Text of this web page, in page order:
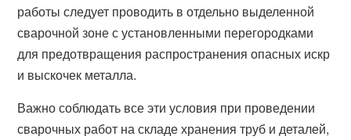
работы следует проводить в отдельно выделенной
сварочной зоне с установленными перегородками
для предотвращения распространения опасных искр
и выскочек металла.
Важно соблюдать все эти условия при проведении
сварочных работ на складе хранения труб и деталей,